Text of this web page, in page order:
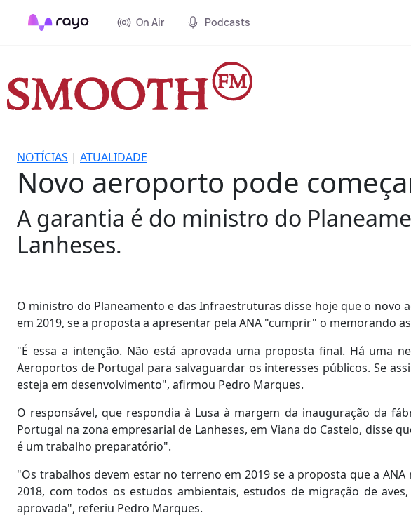
On Air Podcasts
NOTÍCIAS | ATUALIDADE
Novo aeroporto pode
A garantia é do ministro do
Lanheses.
O ministro do Planeamento e das Infraestruturas disse hoje que o
em 2019, se a proposta a apresentar pela ANA "cumprir" o memorando
"É essa a intenção. Não está aprovada uma proposta final. Há uma
Aeroportos de Portugal para salvaguardar os interesses públicos. Se
esteja em desenvolvimento", afirmou Pedro Marques.
O responsável, que respondia à Lusa à margem da inauguração da
Portugal na zona empresarial de Lanheses, em Viana do Castelo, disse
é um trabalho preparatório".
"Os trabalhos devem estar no terreno em 2019 se a proposta que a
2018, com todos os estudos ambientais, estudos de migração de
aprovada", referiu Pedro Marques.